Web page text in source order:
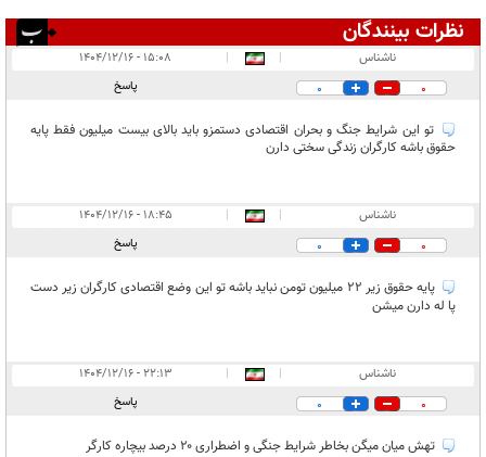
نظرات بینندگان
در انتظار بررسی:
ناشناس |
|
۱۵:۰۸ - ۱۴۰۴/۱۲/۱۶
0
0 پاسخ
تو این شرایط جنگ و بحران اقتصادی دستمزو باید بالای بیست میلیون فقط پایه
حقوق باشه کارگران زندگی سختی دارن
ناشناس |
|
۱۸:۴۵ - ۱۴۰۴/۱۲/۱۶
0
0 پاسخ
پایه حقوق زیر ۲۲ میلیون تومن نباید باشه تو این وضع اقتصادی کارگران زیر دست
پا له دارن میشن
ناشناس |
|
۲۲:۱۳ - ۱۴۰۴/۱۲/۱۶
0
0 پاسخ
تهش میان میگن بخاطر شرایط جنگی و اضطراری ۲۰ درصد بیچاره کارگر